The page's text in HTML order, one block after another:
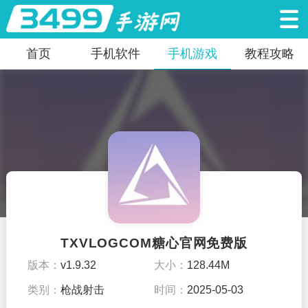
首页 手机软件 手机游戏 教程攻略
TXVLOGCOM糖心官网免费版
版本：v1.9.32 大小： 128.44M
类别：枪战射击 时间： 2025-05-03